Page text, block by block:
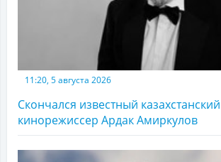
11:20, 5 августа 2026
Скончался известный казахстанский
кинорежиссер Ардак Амиркулов